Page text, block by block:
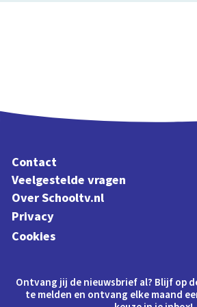
Contact
Veelgestelde vragen
Over Schooltv.nl
Privacy
Cookies
Ontvang jij de nieuwsbrief al? Blijf op
te melden en ontvang elke maand